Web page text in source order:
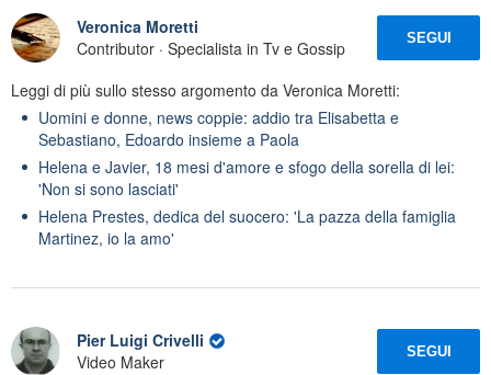
Veronica Moretti
Contributor · Specialista in Tv e Gossip
SEGUI
Leggi di più sullo stesso argomento da Veronica Moretti:
Uomini e donne, news coppie: addio tra Elisabetta e
Sebastiano, Edoardo insieme a Paola
Helena e Javier, 18 mesi d'amore e sfogo della sorella di lei:
'Non si sono lasciati'
Helena Prestes, dedica del suocero: 'La pazza della famiglia
Martinez, io la amo'
Pier Luigi Crivelli
Video Maker
SEGUI